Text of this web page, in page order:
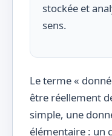
stockée et
sens.
Le terme «
être réellement
simple, une
élémentaire : un